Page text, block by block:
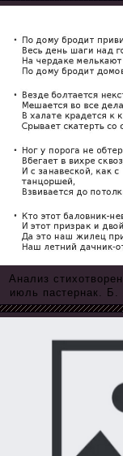
Анализ
июль пастернак. Б.